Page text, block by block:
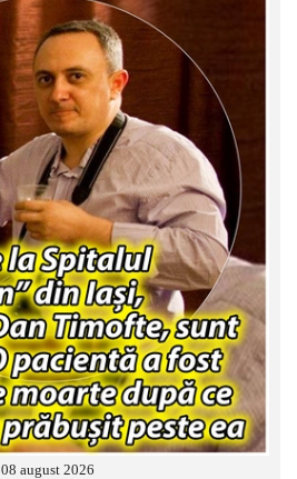
08 august 2026